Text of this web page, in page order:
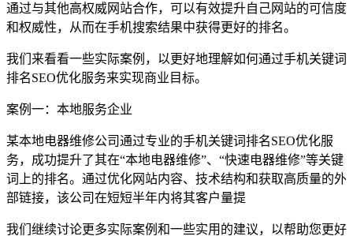
通过与其他高权威网站合作，可以有效提升自己网站的可信度
和权威性，从而在手机搜索结果中获得更好的排名。
我们来看看一些实际案例，以更好地理解如何通过手机关键词
排名SEO优化服务来实现商业目标。
案例一：本地服务企业
某本地电器维修公司通过专业的手机关键词排名SEO优化服
务，成功提升了其在“本地电器维修”、“快速电器维修”等关键
词上的排名。通过优化网站内容、技术结构和获取高质量的外
部链接，该公司在短短半年内将其客户量提
我们继续讨论更多实际案例和一些实用的建议，以帮助您更好